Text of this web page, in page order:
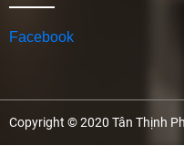
Chính sách bảo hành và đổi trả
Chính sách hỗ trợ đại lý